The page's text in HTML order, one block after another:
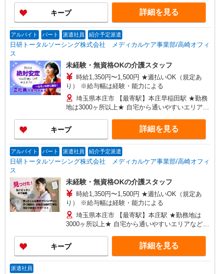
時にご相談ください。 ◆交通費：別途全額支給 ※
当社規定あり
キープ 詳細を見る
アルバイト パート 派遣社員 紹介予定派遣
日研トータルソーシング株式会社 メディカルケア事業部/高崎オフィ
ス
未経験・無資格OKの介護スタッフ
時給1,350円〜1,500円 ★週払いOK（規定あ
り） ※給与幅は経験・能力による
埼玉県本庄市 【最寄駅】本庄早稲田駅 ★勤務
地は3000ヶ所以上★ 自宅から通いやすいエリアな
キープ 詳細を見る
アルバイト パート 派遣社員 紹介予定派遣
日研トータルソーシング株式会社 メディカルケア事業部/高崎オフィ
ス
未経験・無資格OKの介護スタッフ
時給1,350円〜1,500円 ★週払いOK（規定あ
り） ※給与幅は経験・能力による
埼玉県本庄市 【最寄駅】本庄駅 ★勤務地は
3000ヶ所以上★ 自宅から通いやすいエリアなど、
キープ 詳細を見る
派遣社員